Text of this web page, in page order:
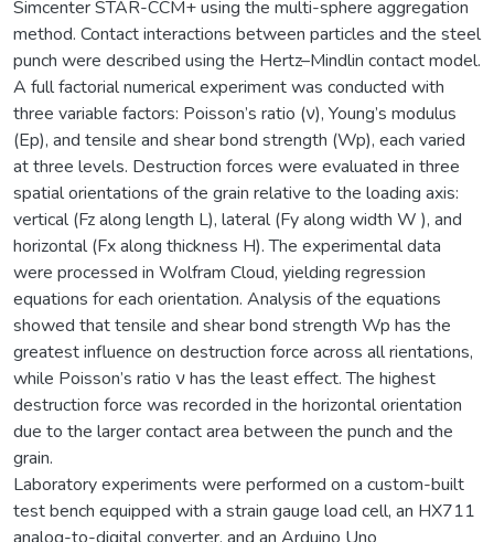
Simcenter STAR-CCM+ using the multi-sphere aggregation
method. Contact interactions between particles and the steel
punch were described using the Hertz–Mindlin contact model.
A full factorial numerical experiment was conducted with
three variable factors: Poisson’s ratio (ν), Young’s modulus
(Ep), and tensile and shear bond strength (Wp), each varied
at three levels. Destruction forces were evaluated in three
spatial orientations of the grain relative to the loading axis:
vertical (Fz along length L), lateral (Fy along width W ), and
horizontal (Fx along thickness H). The experimental data
were processed in Wolfram Cloud, yielding regression
equations for each orientation. Analysis of the equations
showed that tensile and shear bond strength Wp has the
greatest influence on destruction force across all rientations,
while Poisson’s ratio ν has the least effect. The highest
destruction force was recorded in the horizontal orientation
due to the larger contact area between the punch and the
grain.
Laboratory experiments were performed on a custom-built
test bench equipped with a strain gauge load cell, an HX711